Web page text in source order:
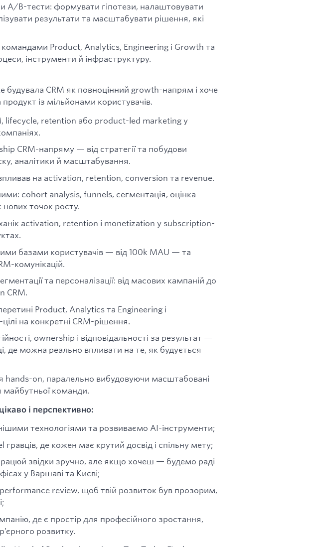
A/B-тести: формувати гіпотези, налаштовувати
результати та масштабувати рішення, які
командами Product, Analytics, Engineering і Growth та
інструменти й інфраструктуру.
CRM як повноцінний growth-напрям і хоче
із мільйонами користувачів.
lifecycle, retention або product-led marketing у
CRM-напряму — від стратегії та побудови
аналітики й масштабування.
на activation, retention, conversion та revenue.
cohort analysis, funnels, сегментація, оцінка
нових точок росту.
activation, retention і monetization у subscription-
базами користувачів — від 100k MAU — та
комунікацій.
та персоналізації: від масових кампаній до
CRM.
Product, Analytics та Engineering і
на конкретні CRM-рішення.
ownership і відповідальності за результат —
де можна реально впливати на те, як будується
hands-on, паралельно вибудовуючи масштабовані
майбутньої команди.
і перспективно:
технологіями та розвиваємо AI-інструменти;
де кожен має крутий досвід і спільну мету;
звідки зручно, але якщо хочеш — будемо раді
у Варшаві та Києві;
review, щоб твій розвиток був прозорим,
де є простір для професійного зростання,
розвитку.